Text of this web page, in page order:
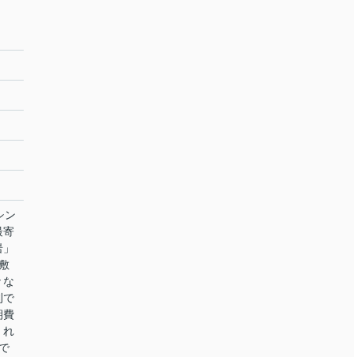
ン
寄
な
で
費
れ